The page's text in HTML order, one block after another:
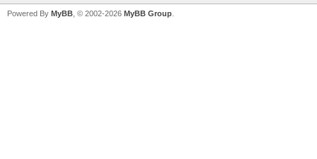
Powered By MyBB , © 2002-2026 MyBB Group